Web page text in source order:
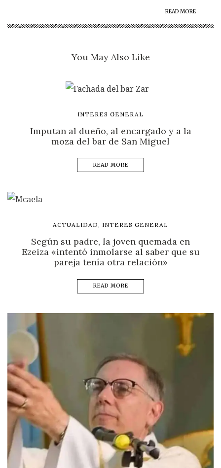
READ MORE
You May Also Like
INTERES GENERAL
Imputan al dueño, al encargado y a la
moza del bar de San Miguel
READ MORE
ACTUALIDAD , INTERES GENERAL
Según su padre, la joven quemada en
Ezeiza «intentó inmolarse al saber que su
pareja tenía otra relación»
READ MORE